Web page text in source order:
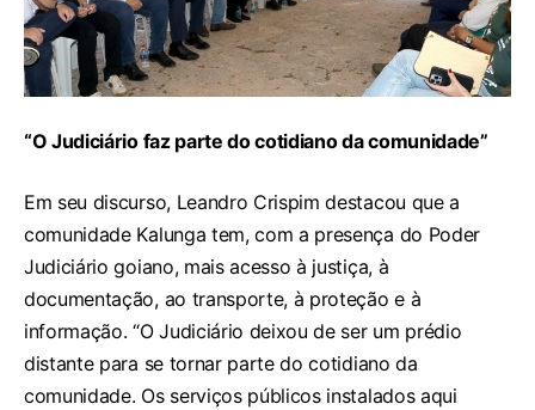
“O Judiciário faz parte do cotidiano da comunidade”
Em seu discurso, Leandro Crispim destacou que a
comunidade Kalunga tem, com a presença do Poder
Judiciário goiano, mais acesso à justiça, à
documentação, ao transporte, à proteção e à
informação. “O Judiciário deixou de ser um prédio
distante para se tornar parte do cotidiano da
comunidade. Os serviços públicos instalados aqui